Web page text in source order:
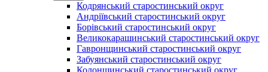
Кодрянський старостинський округ
Андріївський старостинський округ
Борівський старостинський округ
Великокарашинський старостинський округ
Гавронщинський старостинський округ
Забуянський старостинський округ
Колонщинський старостинський округ